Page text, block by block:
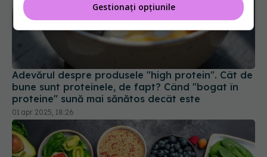
Adevărul despre produsele "high protein". Cât de
bune sunt proteinele, de fapt? Când "bogat în
proteine" sună mai sănătos decât este
01 apr 2025, 18:26
Gestionați opțiunile